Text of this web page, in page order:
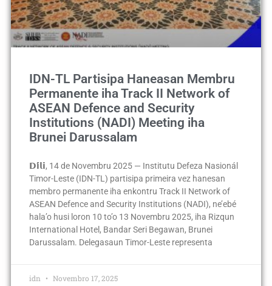
IDN-TL Partisipa Haneasan Membru
Permanente iha Track II Network of
ASEAN Defence and Security
Institutions (NADI) Meeting iha
Brunei Darussalam
𝗗𝗶́𝗹𝗶, 14 de Novembru 2025 — Institutu Defeza Nasionál
Timor-Leste (IDN-TL) partisipa primeira vez hanesan
membro permanente iha enkontru Track II Network of
ASEAN Defence and Security Institutions (NADI), ne’ebé
hala’o husi loron 10 to’o 13 Novembru 2025, iha Rizqun
International Hotel, Bandar Seri Begawan, Brunei
Darussalam. Delegasaun Timor-Leste representa
idn Novembro 17, 2025